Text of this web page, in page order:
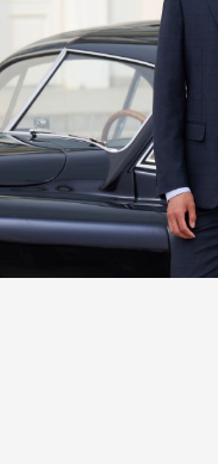
15-55